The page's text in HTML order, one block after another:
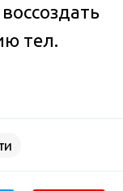
тел.